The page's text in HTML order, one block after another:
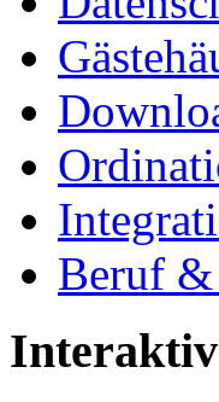
Beruf
Interaktiv